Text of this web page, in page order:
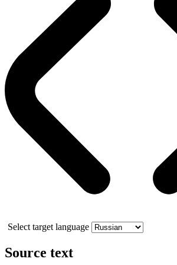
Select target language
Source text